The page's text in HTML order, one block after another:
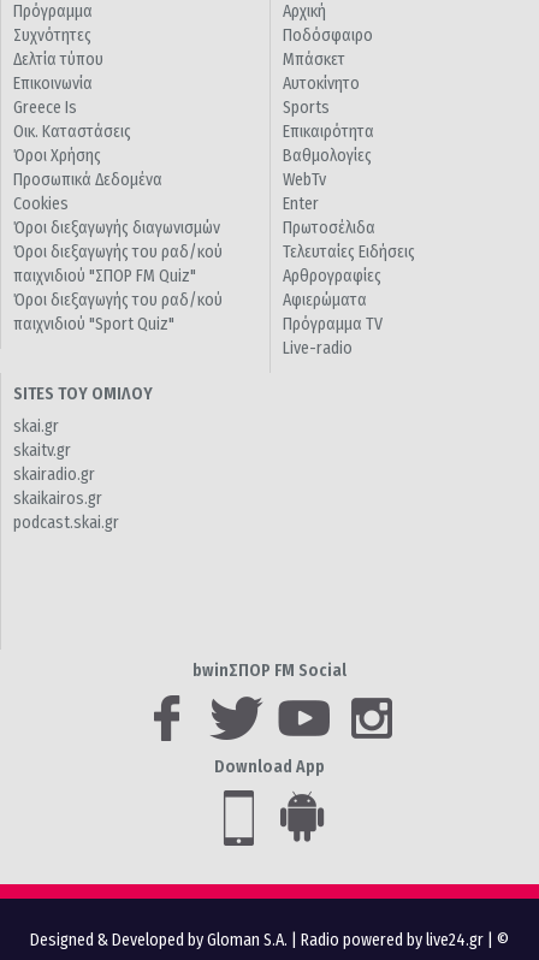
Πρόγραμμα
Συχνότητες
Δελτία τύπου
Επικοινωνία
Greece Is
Οικ. Καταστάσεις
Όροι Χρήσης
Προσωπικά Δεδομένα
Cookies
Όροι διεξαγωγής διαγωνισμών
Όροι διεξαγωγής του ραδ/κού
παιχνιδιού "ΣΠΟΡ FM Quiz"
Όροι διεξαγωγής του ραδ/κού
παιχνιδιού "Sport Quiz"
Αρχική
Ποδόσφαιρο
Μπάσκετ
Αυτοκίνητο
Sports
Επικαιρότητα
Βαθμολογίες
WebTv
Enter
Πρωτοσέλιδα
Τελευταίες Ειδήσεις
Αρθρογραφίες
Αφιερώματα
Πρόγραμμα TV
Live-radio
SITES ΤΟΥ ΟΜΙΛΟΥ
skai.gr
skaitv.gr
skairadio.gr
skaikairos.gr
podcast.skai.gr
bwinΣΠΟΡ FM Social
Download App
Designed & Developed by Gloman S.A. Radio powered by live24.gr | ©